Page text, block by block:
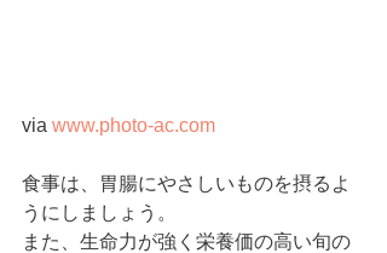
via www.photo-ac.com
食事は、胃腸にやさしいものを摂るよ
うにしましょう。
また、生命力が強く栄養価の高い旬の